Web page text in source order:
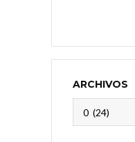
ARCHIVOS